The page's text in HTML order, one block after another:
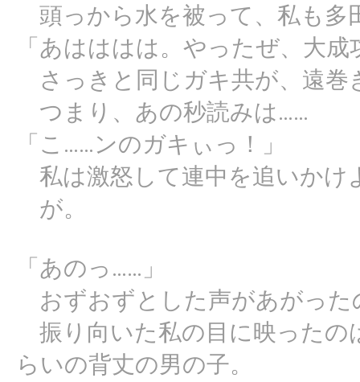
頭っから水を被って、私も多
「あはははは。やったぜ、大成
さっきと同じガキ共が、遠巻
つまり、あの秒読みは……
「こ……ンのガキぃっ！」
私は激怒して連中を追いかけ
が。
「あのっ……」
おずおずとした声があがった
振り向いた私の目に映ったの
らいの背丈の男の子。